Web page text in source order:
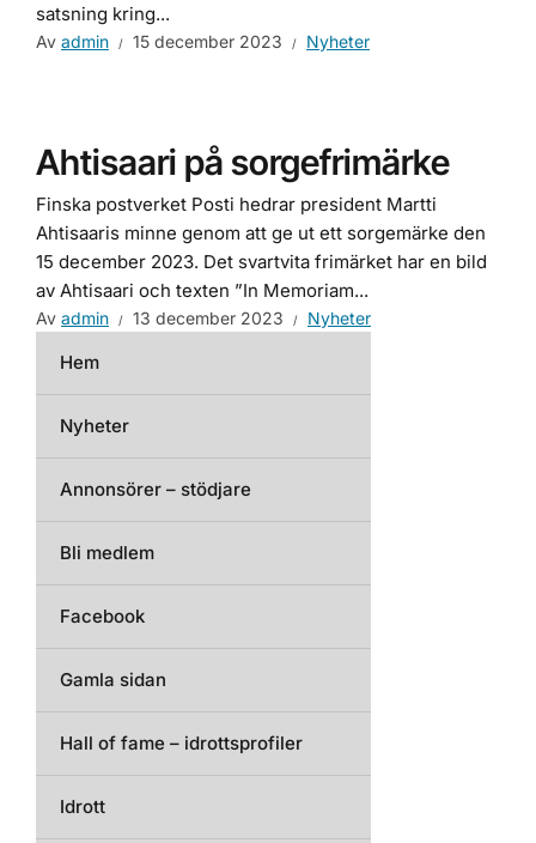
satsning kring...
Av admin 15 december 2023 Nyheter
Ahtisaari på sorgefrimärke
Finska postverket Posti hedrar president Martti
Ahtisaaris minne genom att ge ut ett sorgemärke den
15 december 2023. Det svartvita frimärket har en bild
av Ahtisaari och texten ”In Memoriam...
Av admin 13 december 2023 Nyheter
Hem
Nyheter
Annonsörer – stödjare
Bli medlem
Facebook
Gamla sidan
Hall of fame – idrottsprofiler
Idrott